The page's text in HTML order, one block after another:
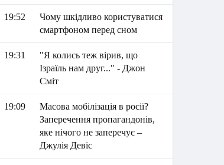
19:52
Чому шкідливо користуватися
смартфоном перед сном
19:31
"Я колись теж вірив, що
Ізраїль нам друг..." - Джон
Сміт
19:09
Масова мобілізація в росії?
Заперечення пропагандонів,
яке нічого не заперечує –
Джулія Девіс